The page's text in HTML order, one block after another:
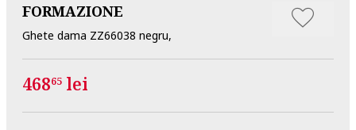
FORMAZIONE
Ghete dama ZZ66038 negru,
46865 lei